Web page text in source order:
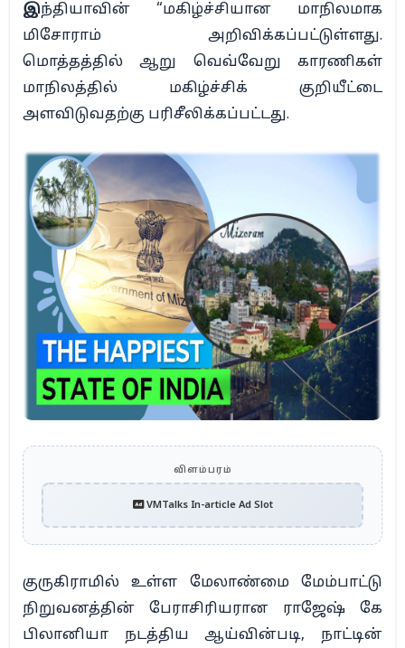
இந்தியாவின் “மகிழ்ச்சியான மாநிலமாக
மிசோராம் அறிவிக்கப்பட்டுள்ளது.
மொத்தத்தில் ஆறு வெவ்வேறு காரணிகள்
மாநிலத்தில் மகிழ்ச்சிக் குறியீட்டை
அளவிடுவதற்கு பரிசீலிக்கப்பட்டது.
விளம்பரம்
VMTalks In-article Ad Slot
குருகிராமில் உள்ள மேலாண்மை மேம்பாட்டு
நிறுவனத்தின் பேராசிரியரான ராஜேஷ் கே
பிலானியா நடத்திய ஆய்வின்படி, நாட்டின்